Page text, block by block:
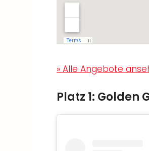
» Alle Angebote
Platz 1: Golden